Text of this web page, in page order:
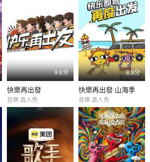
9.6分
快樂再出發
音樂 真人秀
8.9分
快樂再出發·山海季
音樂 真人秀